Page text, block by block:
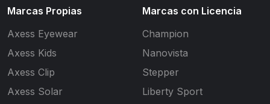
Marcas Propias
Axess Eyewear
Axess Kids
Axess Clip
Axess Solar
Marcas con Licencia
Champion
Nanovista
Stepper
Liberty Sport